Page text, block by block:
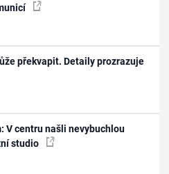
překvapit. Detaily prozrazuje
V centru našli nevybuchlou
studio